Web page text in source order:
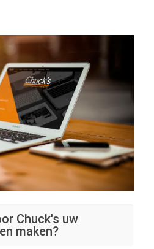
Chuck's uw
maken?